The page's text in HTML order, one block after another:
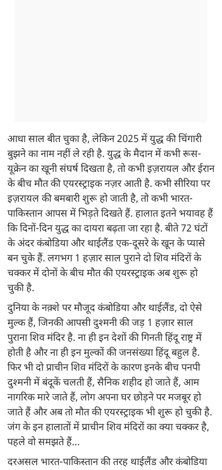
आधा साल बीत चुका है, लेकिन 2025 में युद्ध की चिंगारी
बुझने का नाम नहीं ले रही है. युद्ध के मैदान में कभी रूस-
यूक्रेन का खूनी संघर्ष दिखता है, तो कभी इज़रायल और ईरान
के बीच मौत की एयरस्ट्राइक नज़र आती है. कभी सीरिया पर
इज़रायल की बमबारी शुरू हो जाती है, तो कभी भारत-
पाकिस्तान आपस में भिड़ते दिखते हैं. हालात इतने भयावह हैं
कि दिनों-दिन युद्ध का दायरा बढ़ता जा रहा है. बीते 72 घंटों
के अंदर कंबोडिया और थाईलैंड एक-दूसरे के खून के प्यासे
बन चुके हैं. लगभग 1 हज़ार साल पुराने दो शिव मंदिरों के
चक्कर में दोनों के बीच मौत की एयरस्ट्राइक अब शुरू हो
चुकी है.
दुनिया के नक़्शे पर मौजूद कंबोडिया और थाईलैंड, दो ऐसे
मुल्क हैं, जिनकी आपसी दुश्मनी की जड़ 1 हज़ार साल
पुराना शिव मंदिर है. ना ही इन देशों की गिनती हिंदू राष्ट्र में
होती है और ना ही इन मुल्कों की जनसंख्या हिंदू बहुल है.
फिर भी दो प्राचीन शिव मंदिरों के कारण इनके बीच पनपी
दुश्मनी में बंदूकें चलती हैं, सैनिक शहीद हो जाते हैं, आम
नागरिक मारे जाते हैं, लोग अपना घर छोड़ने पर मजबूर हो
जाते हैं और अब तो मौत की एयरस्ट्राइक भी शुरू हो चुकी है.
जंग के इन हालातों में प्राचीन शिव मंदिरों का क्या चक्कर है,
पहले वो समझते हैं…
दरअसल भारत-पाकिस्तान की तरह थाईलैंड और कंबोडिया